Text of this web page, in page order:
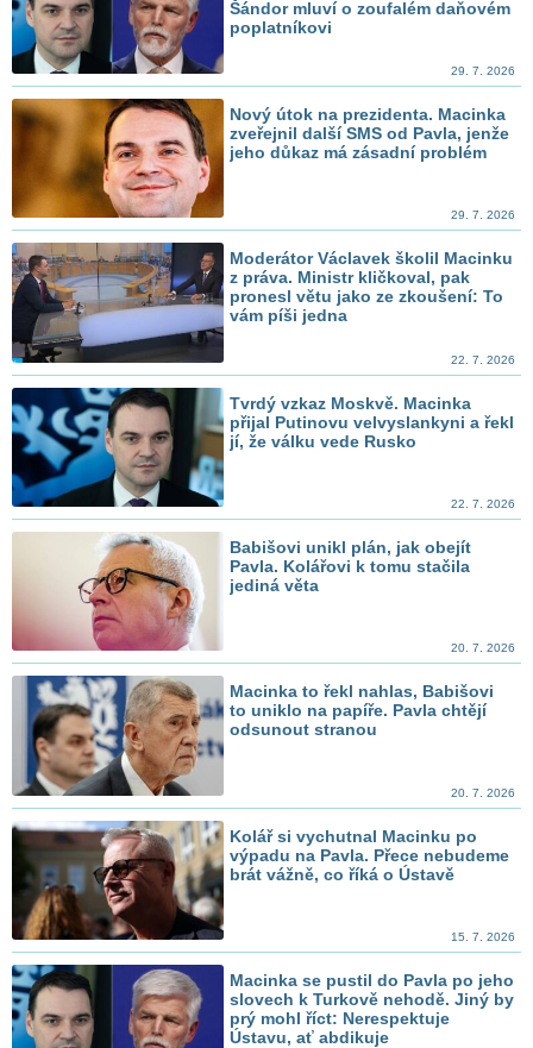
Šándor mluví o zoufalém daňovém
poplatníkovi
29. 7. 2026
Nový útok na prezidenta. Macinka
zveřejnil další SMS od Pavla, jenže
jeho důkaz má zásadní problém
29. 7. 2026
Moderátor Václavek školil Macinku
z práva. Ministr kličkoval, pak
pronesl větu jako ze zkoušení: To
vám píši jedna
22. 7. 2026
Tvrdý vzkaz Moskvě. Macinka
přijal Putinovu velvyslankyni a řekl
jí, že válku vede Rusko
22. 7. 2026
Babišovi unikl plán, jak obejít
Pavla. Kolářovi k tomu stačila
jediná věta
20. 7. 2026
Macinka to řekl nahlas, Babišovi
to uniklo na papíře. Pavla chtějí
odsunout stranou
20. 7. 2026
Kolář si vychutnal Macinku po
výpadu na Pavla. Přece nebudeme
brát vážně, co říká o Ústavě
15. 7. 2026
Macinka se pustil do Pavla po jeho
slovech k Turkově nehodě. Jiný by
prý mohl říct: Nerespektuje
Ústavu, ať abdikuje